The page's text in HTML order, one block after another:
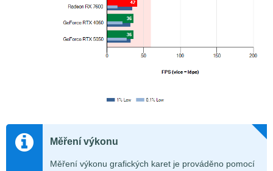
Měření výkonu
Měření výkonu grafických karet je prováděno pomocí